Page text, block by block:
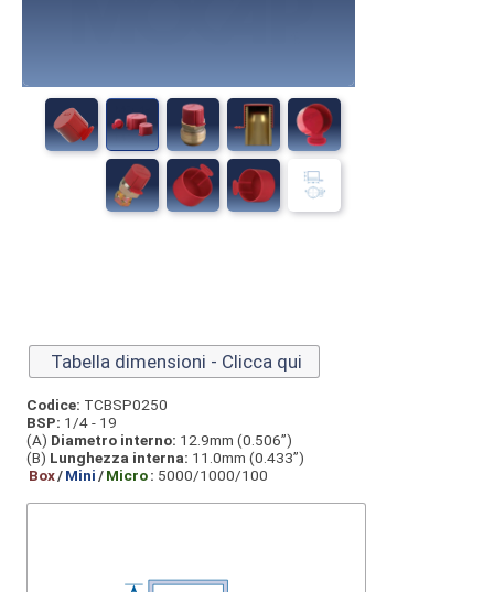
Tabella dimensioni - Clicca qui
Codice: TCBSP0250
BSP: 1/4 - 19
(A) Diametro interno: 12.9mm (0.506”)
(B) Lunghezza interna: 11.0mm (0.433”)
Box/Mini/Micro: 5000/1000/100